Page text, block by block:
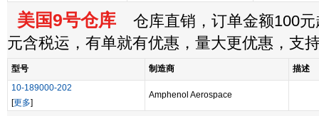
美国9号仓库 仓库直销，订单金额100元
元含税运，有单就有优惠，量大更优惠，支
型号 制造商
描述
10-189000-202
[更多]
Amphenol Aerospace